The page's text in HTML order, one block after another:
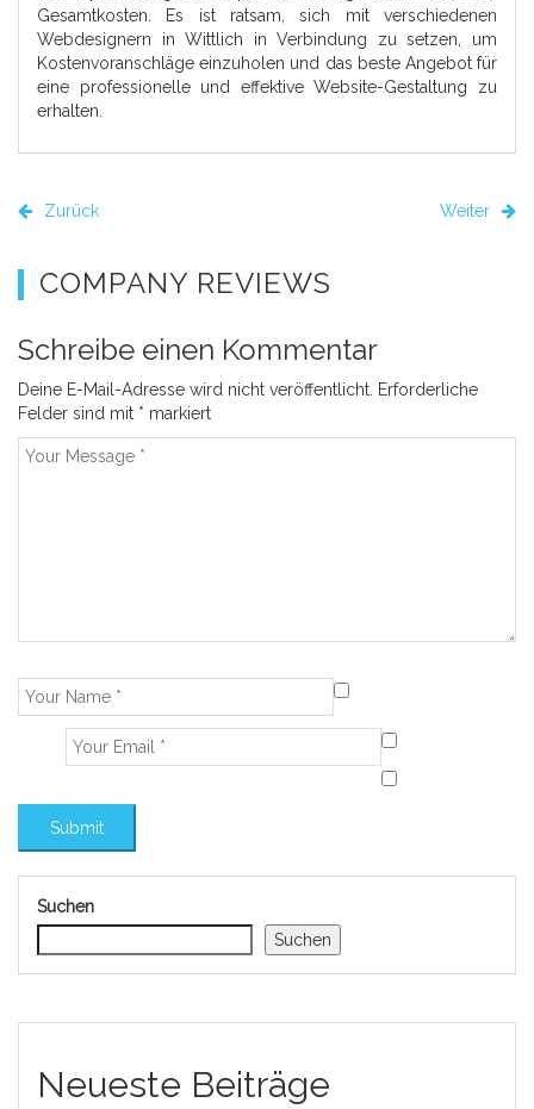
Gesamtkosten. Es ist ratsam, sich mit verschiedenen
Webdesignern in Wittlich in Verbindung zu setzen, um
Kostenvoranschläge einzuholen und das beste Angebot für
eine professionelle und effektive Website-Gestaltung zu
erhalten.
Zurück Weiter
COMPANY REVIEWS
Schreibe einen Kommentar
Deine E-Mail-Adresse wird nicht veröffentlicht. Erforderliche
Felder sind mit * markiert
Suchen
Suchen
Neueste Beiträge